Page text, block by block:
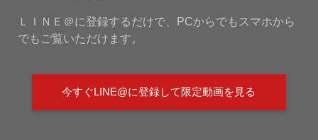
ＬＩＮＥ＠に登録するだけで、PCからでもスマホから
でもご覧いただけます。
今すぐLINE@に登録して限定動画を見る